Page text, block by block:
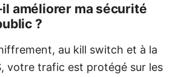
améliorer ma sécurité
?
au kill switch et à la
votre trafic est protégé sur les